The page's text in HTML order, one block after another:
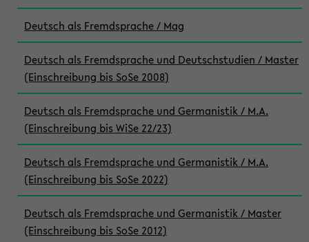
Deutsch als Fremdsprache / Mag
Deutsch als Fremdsprache und Deutschstudien / Master
(Einschreibung bis SoSe 2008)
Deutsch als Fremdsprache und Germanistik / M.A.
(Einschreibung bis WiSe 22/23)
Deutsch als Fremdsprache und Germanistik / M.A.
(Einschreibung bis SoSe 2022)
Deutsch als Fremdsprache und Germanistik / Master
(Einschreibung bis SoSe 2012)